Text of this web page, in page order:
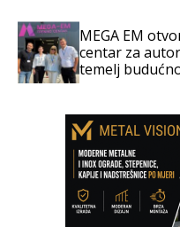
MEGA EM
centar za
temelj